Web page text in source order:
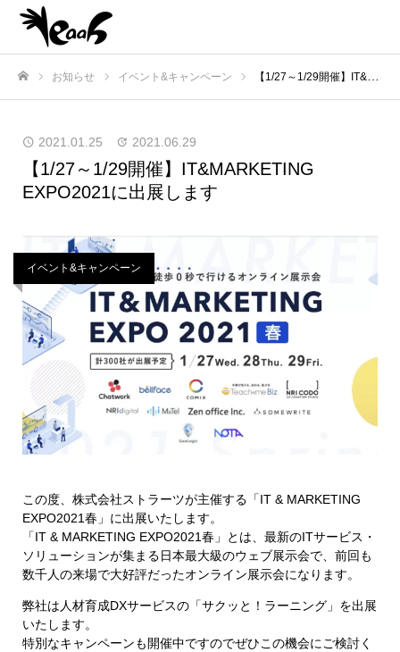
お知らせ イベント&キャンペーン 【1/27～1/29開催】IT&MARKETING EXPO2021に出展します
2021.01.25 2021.06.29
【1/27～1/29開催】IT&MARKETING
EXPO2021に出展します
イベント&キャンペーン
この度、株式会社ストラーツが主催する「IT & MARKETING
EXPO2021春」に出展いたします。
「IT & MARKETING EXPO2021春」とは、最新のITサービス・
ソリューションが集まる日本最大級のウェブ展示会で、前回も
数千人の来場で大好評だったオンライン展示会になります。
弊社は人材育成DXサービスの「サクッと！ラーニング」を出展
いたします。
特別なキャンペーンも開催中ですのでぜひこの機会にご検討く